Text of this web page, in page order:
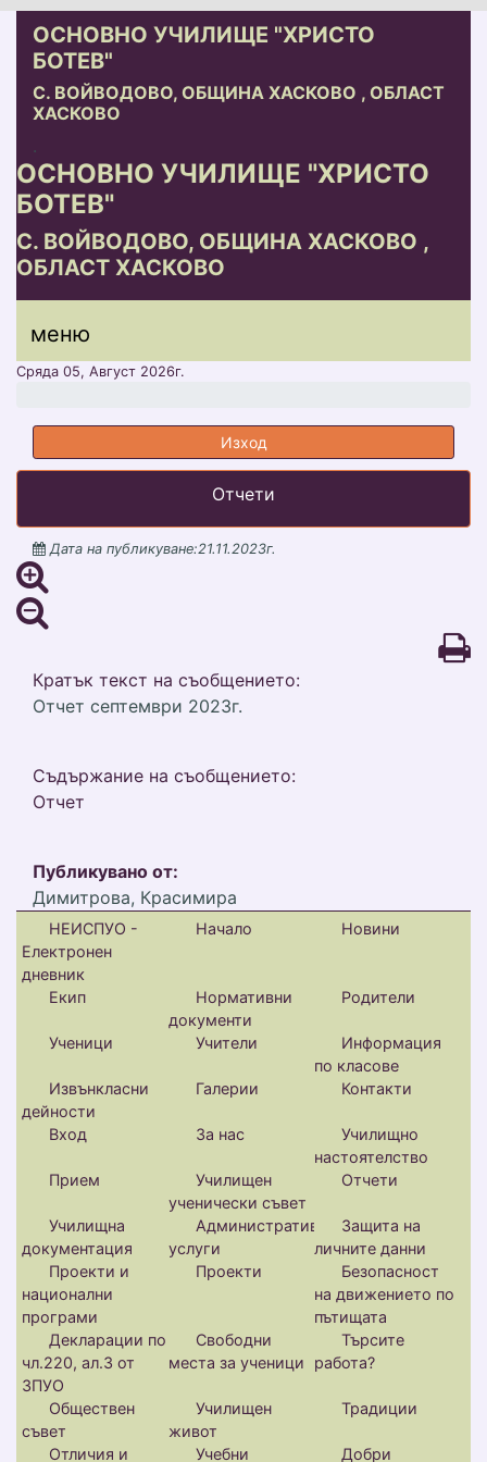
ОСНОВНО УЧИЛИЩЕ "ХРИСТО
БОТЕВ"
С. ВОЙВОДОВО, ОБЩИНА ХАСКОВО , ОБЛАСТ
ХАСКОВО
.
ОСНОВНО УЧИЛИЩЕ "ХРИСТО
БОТЕВ"
С. ВОЙВОДОВО, ОБЩИНА ХАСКОВО ,
ОБЛАСТ ХАСКОВО
меню горно
меню
меню
Сряда 05, Август 2026г.
Изход
Отчети
Дата на публикуване:21.11.2023г.
Кратък текст на съобщението:
Отчет септември 2023г.
Съдържание на съобщението:
Отчет
Публикувано от:
Димитрова, Красимира
НЕИСПУО -
Електронен
дневник
Начало Новини
Екип
Нормативни
документи
Родители
Ученици Учители
Информация
по класове
Извънкласни
дейности
Галерии Контакти
Вход За нас
Училищно
настоятелство
Прием
Училищен
ученически съвет
Отчети
Училищна
документация
Административни
услуги
Защита на
личните данни
Проекти и
национални
програми
Проекти
Безопасност
на движението по
пътищата
Декларации по
чл.220, ал.3 от
ЗПУО
Свободни
места за ученици
Търсите
работа?
Обществен
съвет
Училищен
живот
Традиции
Отличия и Учебни Добри